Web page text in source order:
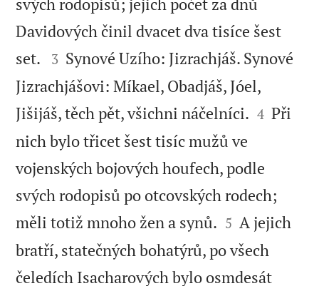
Davidových činil dvacet dva tisíce šest
set. 

3 Synové Uzího: Jizrachjáš. Synové
Jizrachjášovi: Míkael, Obadjáš, Jóel,
Jišijáš, těch pět, všichni náčelníci. 

4 Při
nich bylo třicet šest tisíc mužů ve
vojenských bojových houfech, podle
svých rodopisů po otcovských rodech;
měli totiž mnoho žen a synů. 

5 A jejich
bratří, statečných bohatýrů, po všech
čeledích Isacharových bylo osmdesát